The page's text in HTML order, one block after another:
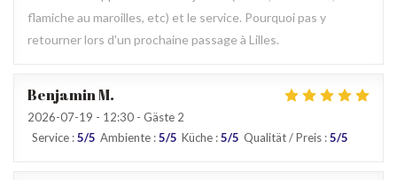
flamiche au maroilles, etc) et le service. Pourquoi pas y
retourner lors d'un prochaine passage à Lilles.
BenjaminM
2026-07-19 - 12:30 - Gäste 2
Service :5/5 Ambiente :5/5 Küche :5/5 Qualität / Preis :5/5